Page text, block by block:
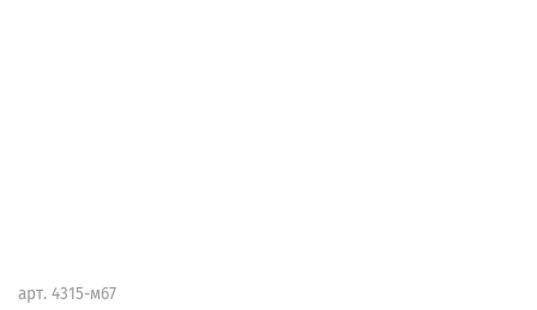
арт. 4315-м67